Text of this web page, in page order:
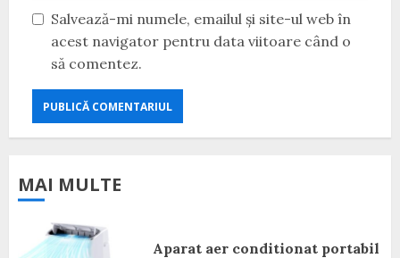
Salvează-mi numele, emailul și site-ul web în
acest navigator pentru data viitoare când o
să comentez.
MAI MULTE
Aparat aer conditionat portabil